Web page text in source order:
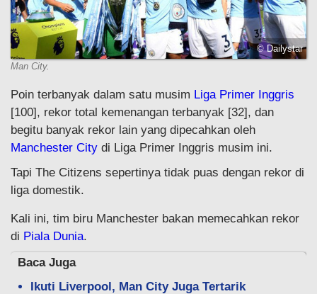
© Dailystar
Man City.
Poin terbanyak dalam satu musim Liga Primer Inggris
[100], rekor total kemenangan terbanyak [32], dan
begitu banyak rekor lain yang dipecahkan oleh
Manchester City di Liga Primer Inggris musim ini.
Tapi The Citizens sepertinya tidak puas dengan rekor di
liga domestik.
Kali ini, tim biru Manchester bakan memecahkan rekor
di Piala Dunia.
Baca Juga
Ikuti Liverpool, Man City Juga Tertarik